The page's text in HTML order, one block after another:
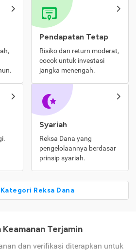
Pendapatan Tetap
Risiko dan return moderat,
cocok untuk investasi
jangka menengah.
Syariah
Reksa Dana yang
pengelolaannya berdasar
prinsip syariah.
Reksa Dana
Terjamin
dan verifikasi diterapkan untuk